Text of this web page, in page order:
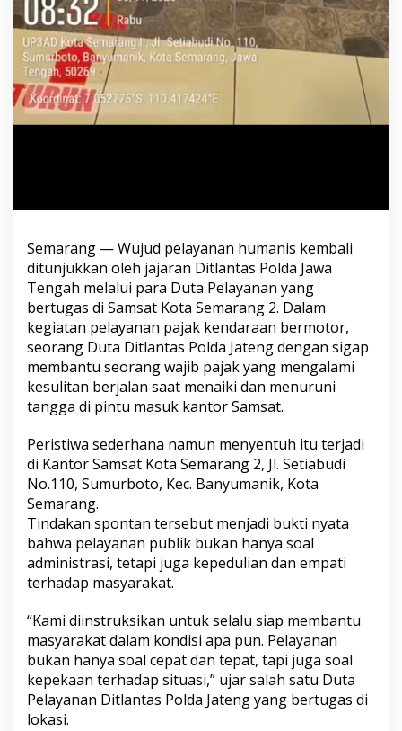
Semarang — Wujud pelayanan humanis kembali
ditunjukkan oleh jajaran Ditlantas Polda Jawa
Tengah melalui para Duta Pelayanan yang
bertugas di Samsat Kota Semarang 2. Dalam
kegiatan pelayanan pajak kendaraan bermotor,
seorang Duta Ditlantas Polda Jateng dengan sigap
membantu seorang wajib pajak yang mengalami
kesulitan berjalan saat menaiki dan menuruni
tangga di pintu masuk kantor Samsat.
Peristiwa sederhana namun menyentuh itu terjadi
di Kantor Samsat Kota Semarang 2, Jl. Setiabudi
No.110, Sumurboto, Kec. Banyumanik, Kota
Semarang.
Tindakan spontan tersebut menjadi bukti nyata
bahwa pelayanan publik bukan hanya soal
administrasi, tetapi juga kepedulian dan empati
terhadap masyarakat.
“Kami diinstruksikan untuk selalu siap membantu
masyarakat dalam kondisi apa pun. Pelayanan
bukan hanya soal cepat dan tepat, tapi juga soal
kepekaan terhadap situasi,” ujar salah satu Duta
Pelayanan Ditlantas Polda Jateng yang bertugas di
lokasi.